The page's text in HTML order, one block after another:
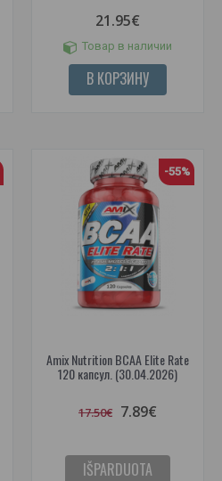
21.95€
Товар в наличии
В КОРЗИНУ
-55%
Amix Nutrition BCAA Elite Rate
120 капсул. (30.04.2026)
17.50€ 7.89€
IŠPARDUOTA